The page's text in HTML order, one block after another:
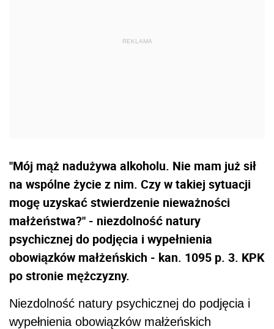
"Mój mąż nadużywa alkoholu. Nie mam już sił
na wspólne życie z nim. Czy w takiej sytuacji
mogę uzyskać stwierdzenie nieważności
małżeństwa?" - niezdolność natury
psychicznej do podjęcia i wypełnienia
obowiązków małżeńskich - kan. 1095 p. 3. KPK
po stronie mężczyzny.
Niezdolność natury psychicznej do podjęcia i
wypełnienia obowiązków małżeńskich